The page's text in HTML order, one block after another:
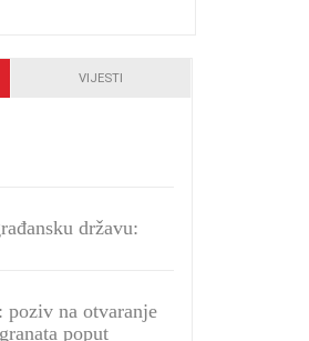
VIJESTI
državu:
na otvaranje
poput